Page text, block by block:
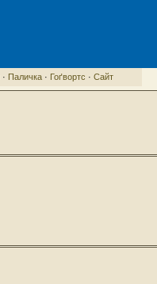
· Паличка· Гоґвортс · Сайт